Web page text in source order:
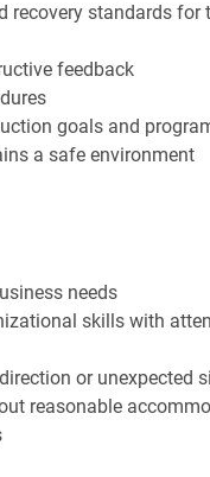
standards
feedback
goals and
a safe environment
needs
skills with
or unexpected
reasonable